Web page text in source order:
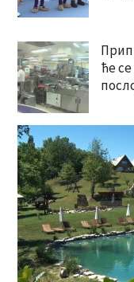
ће